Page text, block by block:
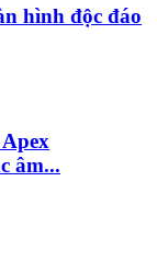
hình độc đáo
âm...